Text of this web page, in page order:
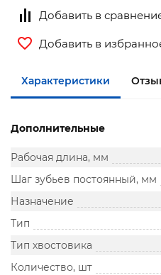
Добавить в
Добавить в
Характеристики
Дополнительные
Рабочая длина, мм
Шаг зубьев постоянный, мм
Назначение
Тип
Тип хвостовика
Количество, шт